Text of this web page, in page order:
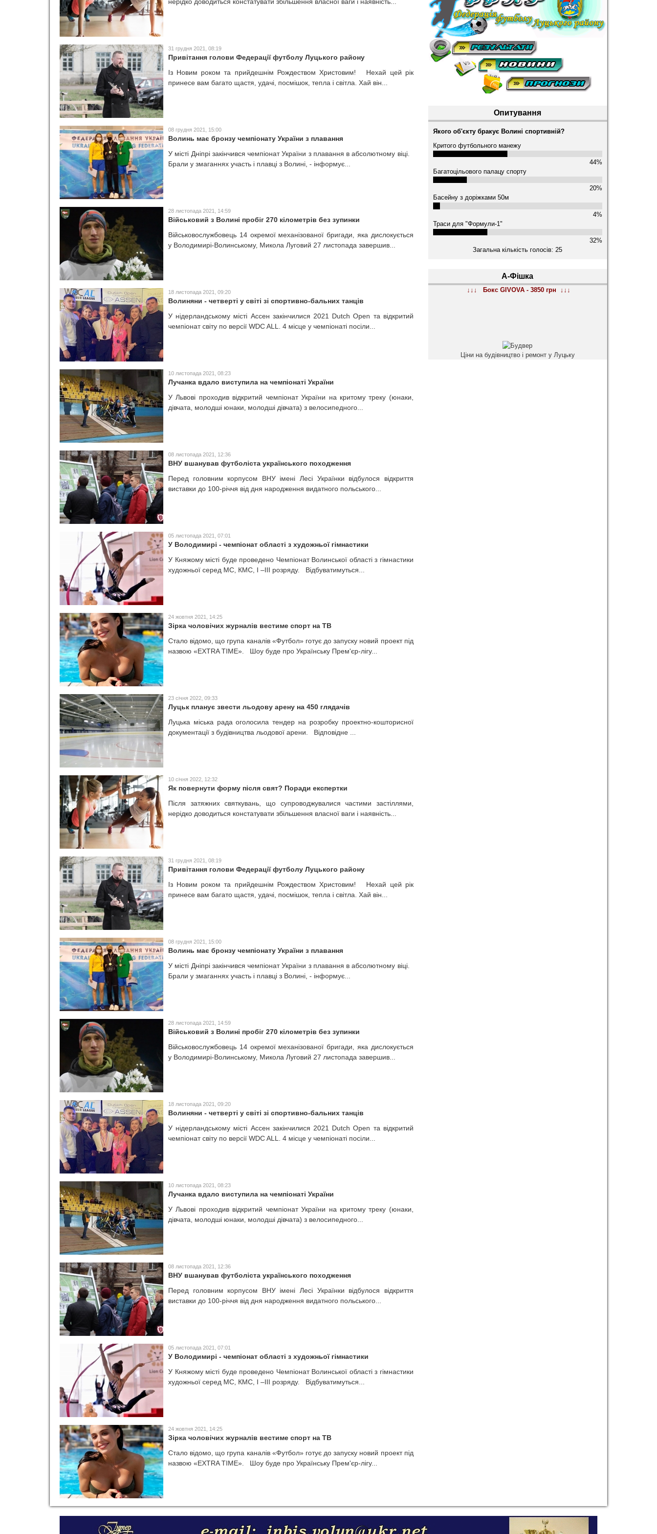
o
r
t
31 грудня 2021, 08:19
Привітання голови Федерації футболу Луцького району
Із Новим роком та прийдешнім Рождеством Христовим! Нехай цей рік
принесе вам багато щастя, удачі, посмішок, тепла і світла. Хай він...
08 грудня 2021, 15:00
Волинь має бронзу чемпіонату України з плавання
У місті Дніпрі закінчився чемпіонат України з плавання в абсолютному віці.
Брали у змаганнях участь і плавці з Волині, - інформує...
28 листопада 2021, 14:59
Військовий з Волині пробіг 270 кілометрів без зупинки
Військовослужбовець 14 окремої механізованої бригади, яка дислокується
у Володимирі-Волинському, Микола Луговий 27 листопада завершив...
18 листопада 2021, 09:20
Волиняни - четверті у світі зі спортивно-бальних танців
У нідерландському місті Ассен закінчилися 2021 Dutch Open та відкритий
чемпіонат світу по версії WDC ALL. 4 місце у чемпіонаті посіли...
10 листопада 2021, 08:23
Лучанка вдало виступила на чемпіонаті України
У Львові проходив відкритий чемпіонат України на критому треку (юнаки,
дівчата, молодші юнаки, молодші дівчата) з велосипедного...
08 листопада 2021, 12:36
ВНУ вшанував футболіста українського походження
Перед головним корпусом ВНУ імені Лесі Українки відбулося відкриття
виставки до 100-річчя від дня народження видатного польського...
05 листопада 2021, 07:01
У Володимирі - чемпіонат області з художньої гімнастики
У Княжому місті буде проведено Чемпіонат Волинської області з гімнастики
художньої серед МС, КМС, І –ІІІ розряду. Відбуватимуться...
24 жовтня 2021, 14:25
Зірка чоловічих журналів вестиме спорт на ТВ
Стало відомо, що група каналів «Футбол» готує до запуску новий проект під
назвою «EXTRA TIME». Шоу буде про Українську Прем'єр-лігу...
23 січня 2022, 09:33
Луцьк планує звести льодову арену на 450 глядачів
Луцька міська рада оголосила тендер на розробку проектно-кошторисної
документації з будівництва льодової арени. Відповідне ...
10 січня 2022, 12:32
Як повернути форму після свят? Поради експертки
Після затяжних святкувань, що супроводжувалися частими застіллями,
нерідко доводиться констатувати збільшення власної ваги і наявність...
31 грудня 2021, 08:19
Привітання голови Федерації футболу Луцького району
Із Новим роком та прийдешнім Рождеством Христовим! Нехай цей рік
принесе вам багато щастя, удачі, посмішок, тепла і світла. Хай він...
08 грудня 2021, 15:00
Волинь має бронзу чемпіонату України з плавання
У місті Дніпрі закінчився чемпіонат України з плавання в абсолютному віці.
Брали у змаганнях участь і плавці з Волині, - інформує...
28 листопада 2021, 14:59
Військовий з Волині пробіг 270 кілометрів без зупинки
Військовослужбовець 14 окремої механізованої бригади, яка дислокується
у Володимирі-Волинському, Микола Луговий 27 листопада завершив...
18 листопада 2021, 09:20
Волиняни - четверті у світі зі спортивно-бальних танців
У нідерландському місті Ассен закінчилися 2021 Dutch Open та відкритий
чемпіонат світу по версії WDC ALL. 4 місце у чемпіонаті посіли...
10 листопада 2021, 08:23
Лучанка вдало виступила на чемпіонаті України
У Львові проходив відкритий чемпіонат України на критому треку (юнаки,
дівчата, молодші юнаки, молодші дівчата) з велосипедного...
08 листопада 2021, 12:36
ВНУ вшанував футболіста українського походження
Перед головним корпусом ВНУ імені Лесі Українки відбулося відкриття
виставки до 100-річчя від дня народження видатного польського...
05 листопада 2021, 07:01
У Володимирі - чемпіонат області з художньої гімнастики
У Княжому місті буде проведено Чемпіонат Волинської області з гімнастики
художньої серед МС, КМС, І –ІІІ розряду. Відбуватимуться...
24 жовтня 2021, 14:25
Зірка чоловічих журналів вестиме спорт на ТВ
Стало відомо, що група каналів «Футбол» готує до запуску новий проект під
назвою «EXTRA TIME». Шоу буде про Українську Прем'єр-лігу...
Опитування
Якого об'єкту бракує Волині спортивній?
Критого футбольного манежу
44%
Багатоцільового палацу спорту
20%
Басейну з доріжками 50м
4%
Траси для "Формули-1"
32%
Загальна кількість голосів: 25
А-Фішка
↓↓↓ Бокс GIVOVA - 3850 грн ↓↓↓
Ціни на будівництво і ремонт у Луцьку